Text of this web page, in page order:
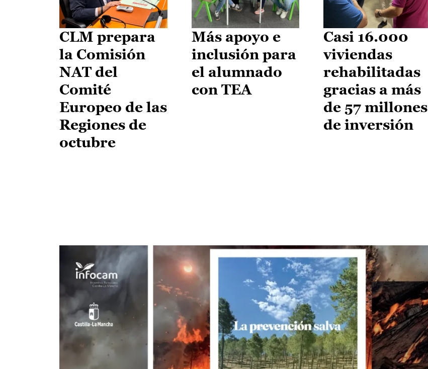
CLM prepara
la Comisión
NAT del
Comité
Europeo de las
Regiones de
octubre
Más apoyo e
inclusión para
el alumnado
con TEA
Casi 16.000
viviendas
rehabilitadas
gracias a más
de 57 millones
de inversión